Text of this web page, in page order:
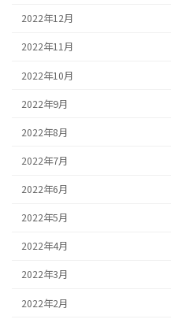
2022年12月
2022年11月
2022年10月
2022年9月
2022年8月
2022年7月
2022年6月
2022年5月
2022年4月
2022年3月
2022年2月